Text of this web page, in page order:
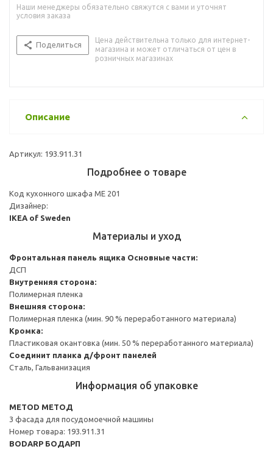
Наши менеджеры обязательно свяжутся с вами и уточнят
условия заказа
Поделиться
Цена действительна только для интернет-
магазина и может отличаться от цен в
розничных магазинах
Описание
Артикул: 193.911.31
Подробнее о товаре
Код кухонного шкафа ME 201
Дизайнер:
IKEA of Sweden
Материалы и уход
Фронтальная панель ящика Основные части:
ДСП
Внутренняя сторона:
Полимерная пленка
Внешняя сторона:
Полимерная пленка (мин. 90 % переработанного материала)
Кромка:
Пластиковая окантовка (мин. 50 % переработанного материала)
Соединит планка д/фронт панелей
Сталь, Гальванизация
Информация об упаковке
METOD МЕТОД
3 фасада для посудомоечной машины
Номер товара: 193.911.31
BODARP БОДАРП